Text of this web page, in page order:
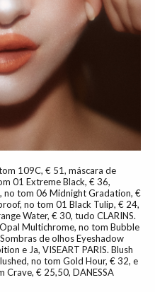
109C, € 51, máscara de
01 Extreme Black, € 36,
no tom 06 Midnight Gradation, €
no tom 01 Black Tulip, € 24,
Water, € 30, tudo CLARINS.
Multichrome, no tom Bubble
de olhos Eyeshadow
e Ja, VISEART PARIS. Blush
no tom Gold Hour, € 32, e
Crave, € 25,50, DANESSA